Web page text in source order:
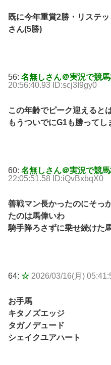
既に今年重賞2勝・リステ
さん(5勝)
56: 名無しさん＠実況で競馬
20:56:40.93 ID:scj3I9gy0
この年齢でピーク迎えると
もうついでにG1も勝ってし
60: 名無しさん＠実況で競馬
22:05:51.58 ID:iQvBxbqX0
善戦マン長かったのにそっ
たのは馬偉いわ
騎手降ろさずに乗せ続けた
64: ☆ 2026/03/16(月)
お手馬
キタノズエッジ
タガノデュード
シェイクユアハート